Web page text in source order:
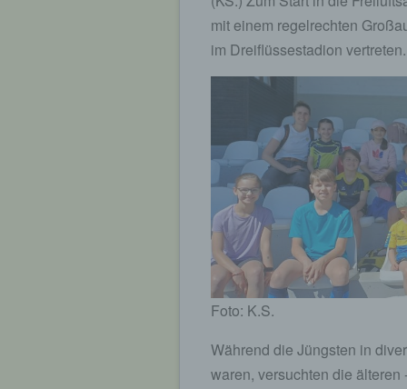
mit einem regelrechten
im Dreiflüssestadion vertreten.
Foto: K.S.
Während die Jüngsten in
waren, versuchten die